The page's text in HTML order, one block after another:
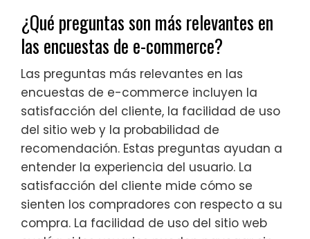
¿Qué preguntas son más relevantes en
las encuestas de e-commerce?
Las preguntas más relevantes en las
encuestas de e-commerce incluyen la
satisfacción del cliente, la facilidad de uso
del sitio web y la probabilidad de
recomendación. Estas preguntas ayudan a
entender la experiencia del usuario. La
satisfacción del cliente mide cómo se
sienten los compradores con respecto a su
compra. La facilidad de uso del sitio web